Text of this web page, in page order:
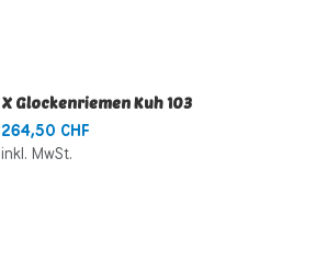
X Glockenriemen Kuh 103
264,50 CHF
inkl. MwSt.